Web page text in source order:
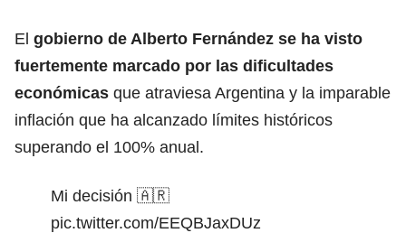
El gobierno de Alberto Fernández se ha visto
fuertemente marcado por las dificultades
económicas que atraviesa Argentina y la imparable
inflación que ha alcanzado límites históricos
superando el 100% anual.
Mi decisión 🇦🇷
pic.twitter.com/EEQBJaxDUz